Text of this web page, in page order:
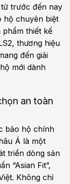
trước đến nay
hộ chuyên biệt
thiết kế
thương hiệu
đến giải
mới dành
an toàn
bảo hộ chính
Á là một
triển dòng sản
“Asian Fit”,
Không chỉ